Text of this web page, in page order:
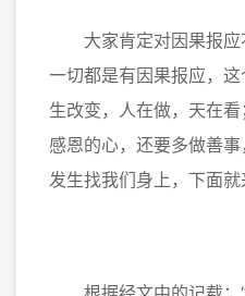
大家肯定对因果报应
一切都是有因果报应，
生改变，人在做，天在
感恩的心，还要多做善
发生找我们身上，下面就